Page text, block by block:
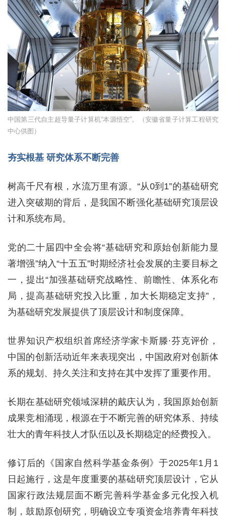
中国第三代自主超导量子计算机“本源悟空”。（安徽省量子计算工程研究
中心供图）
夯实根基 研究体系不断完善
树高千尺有根，水流万里有源。“从0到1”的基础研究
进入突破期的背后，是我国不断强化基础研究顶层设
计和系统布局。
党的二十届四中全会将“基础研究和原始创新能力显
著增强”纳入“十五五”时期经济社会发展的主要目标之
一，提出“加强基础研究战略性、前瞻性、体系化布
局，提高基础研究投入比重，加大长期稳定支持”，
为基础研究发展提供了顶层设计和制度保障。
世界知识产权组织首席经济学家卡斯滕·芬克评价，
中国的创新活动近年来表现突出，中国政府对创新体
系的规划、持久关注和支持在其中发挥了重要作用。
长期在基础研究领域深耕的戴庆认为，我国原始创新
成果竞相涌现，根源在于不断完善的研究体系、持续
壮大的青年科技人才队伍以及长期稳定的经费投入。
修订后的《国家自然科学基金条例》于2025年1月1
日起施行，这是年度重要的基础研究顶层设计，它从
国家行政法规层面不断完善科学基金多元化投入机
制，鼓励原创研究，明确设立专项资金培养青年科技